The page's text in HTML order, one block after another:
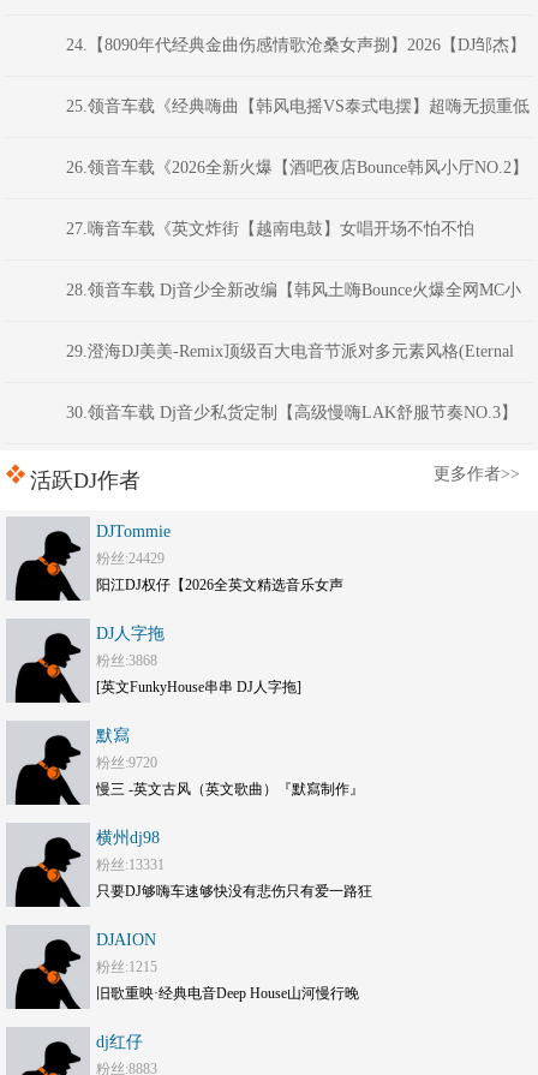
子100分钟夜店汽车音乐串烧》福建DJ阿财
24.【8090年代经典金曲伤感情歌沧桑女声捌】2026【DJ邹杰】
25.领音车载《经典嗨曲【韩风电摇VS泰式电摆】超嗨无损重低
音炮》(Dj红仔Mix)
26.领音车载《2026全新火爆【酒吧夜店Bounce韩风小厅NO.2】
硬核劲电弹跳电音(Dj音少Mix)
27.嗨音车载《英文炸街【越南电鼓】女唱开场不怕不怕
VNHouse混音车载串烧大碟》 河南DJ彦航
28.领音车载 Dj音少全新改编【韩风土嗨Bounce火爆全网MC小
洲经典语录】现场喊麦跳舞大碟
29.澄海DJ美美-Remix顶级百大电音节派对多元素风格(Eternal
Night)商业蹦迪连版串烧
30.领音车载 Dj音少私货定制【高级慢嗨LAK舒服节奏NO.3】
弹跳越鼓VK电音
活跃DJ作者 更多作者>>
DJTommie
粉丝:24429
阳江DJ权仔【2026全英文精选音乐女声
DJ人字拖
粉丝:3868
[英文FunkyHouse串串 DJ人字拖]
默寫
粉丝:9720
慢三 -英文古风（英文歌曲）『默寫制作』
横州dj98
粉丝:13331
只要DJ够嗨车速够快没有悲伤只有爱一路狂
DJAION
粉丝:1215
旧歌重映·经典电音Deep House山河慢行晚
dj红仔
粉丝:8883